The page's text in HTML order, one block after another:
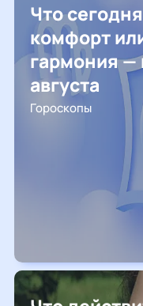
Что
комфорт
гармония —
августа
Гороскопы